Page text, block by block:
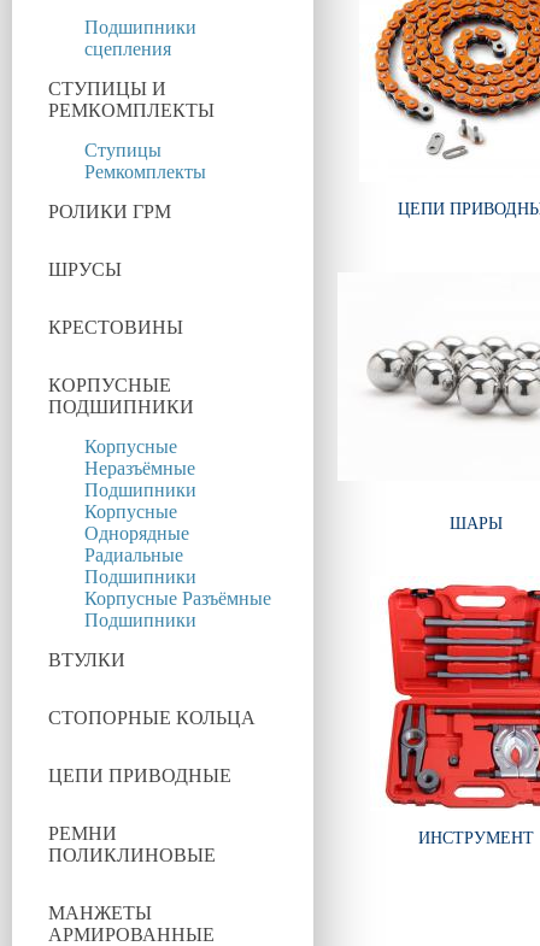
Подшипники
сцепления
СТУПИЦЫ И
РЕМКОМПЛЕКТЫ
Ступицы
Ремкомплекты
РОЛИКИ ГРМ
ШРУСЫ
КРЕСТОВИНЫ
КОРПУСНЫЕ
ПОДШИПНИКИ
Корпусные
Неразъёмные
Подшипники
Корпусные
Однорядные
Радиальные
Подшипники
Корпусные Разъёмные
Подшипники
ВТУЛКИ
СТОПОРНЫЕ КОЛЬЦА
ЦЕПИ ПРИВОДНЫЕ
РЕМНИ
ПОЛИКЛИНОВЫЕ
МАНЖЕТЫ
АРМИРОВАННЫЕ
ЦЕПИ
ШАРЫ
ИНСТРУМЕНТ